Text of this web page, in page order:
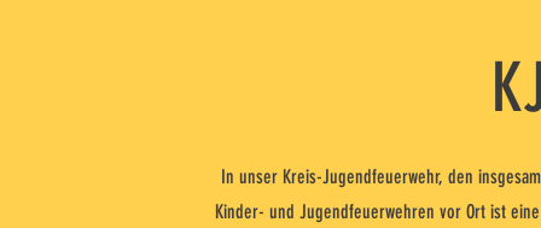
In unser Kreis-Jugendfeuerwehr, den
Kinder- und Jugendfeuerwehren vor Ort ist